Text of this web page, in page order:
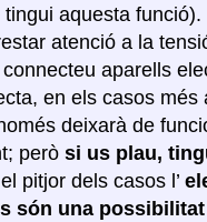
aquesta funció).
atenció a la
aparells
en els casos més
deixarà de
però si us plau,
pitjor dels casos l’
són una possibilitat